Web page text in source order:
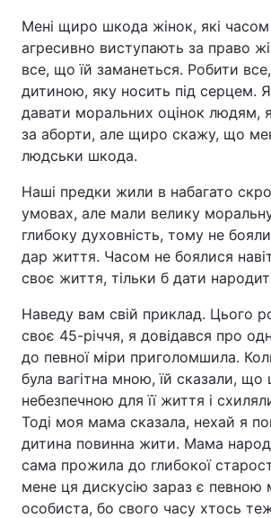
Мені щиро шкода жінок, які
агресивно виступають за право
все, що їй заманеться. Робити
дитиною, яку носить під серцем.
давати моральних оцінок людям,
за аборти, але щиро скажу, що
людськи шкода.
Наші предки жили в набагато
умовах, але мали велику
глибоку духовність, тому не
дар життя. Часом не боялися
своє життя, тільки б дати
Наведу вам свій приклад. Цього
своє 45-річчя, я довідався про
до певної міри приголомшила.
була вагітна мною, їй сказали, що
небезпечною для її життя і
Тоді моя мама сказала, нехай я
дитина повинна жити. Мама
сама прожила до глибокої
мене ця дискусію зараз є
особиста, бо свого часу хтось